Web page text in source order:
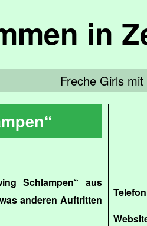
in
Freche Girls
Schlampen“ aus
anderen Auftritten